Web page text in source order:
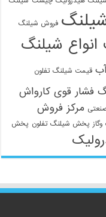
فروش شیلنگ
شیلنگ
قیمت شیلنگ تفلون
فشار قوی کارواش
مرکز فروش
پخش شیلنگ تفلون پخش